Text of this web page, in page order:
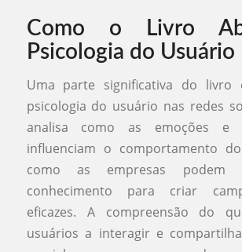
Como o Livro
Psicologia do Usuário
Uma parte significativa do livro
psicologia do usuário nas redes
analisa como as emoções e
influenciam o comportamento
como as empresas podem
conhecimento para criar
eficazes. A compreensão do
usuários a interagir e